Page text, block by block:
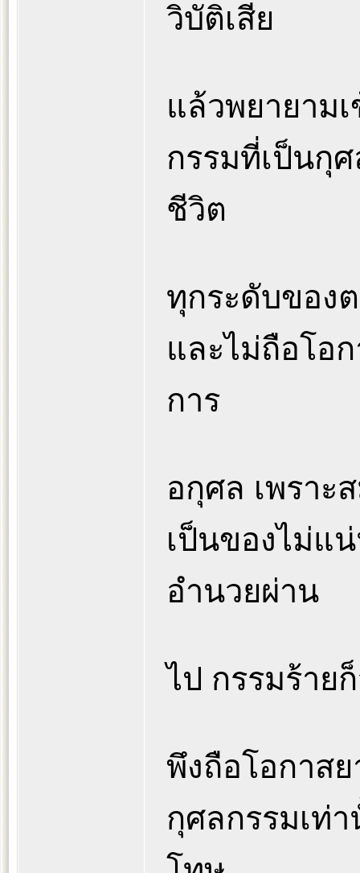
วิบัติเสีย
แล้วพยายาม
กรรมที่เป็นกุ
ชีวิต
ทุกระดับของ
และไม่ถือโอ
การ
อกุศล เพราะ
เป็นของไม่แ
อำนวยผ่าน
ไป กรรมร้าย
พึงถือโอกาส
กุศลกรรมเท่